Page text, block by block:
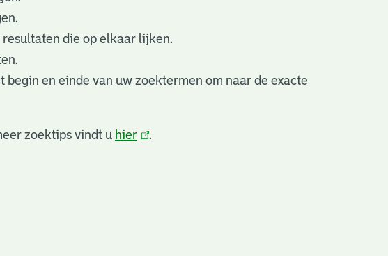
die op elkaar lijken.
begin en einde van uw zoektermen om naar de exacte
zoektips vindt u hier(link
.